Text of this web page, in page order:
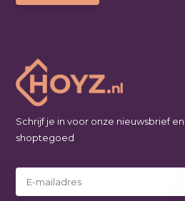
Schrijf je in voor onze nieuwsbrief
shoptegoed